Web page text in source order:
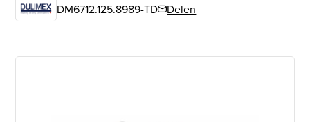
DM6712.125.8989-TD Delen